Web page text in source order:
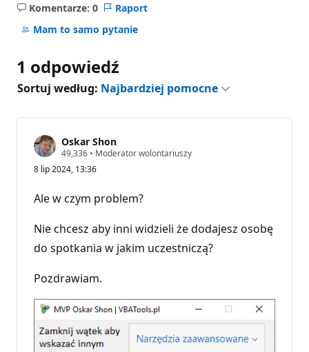
Komentarze: 0
Brak
komentarzy
Raport
Mam to samo pytanie
1 odpowiedź
Sortuj według: Najbardziej pomocne
Oskar Shon
49,336 P
n
t
y
e
p
u
t
c
i
• Moderator wolontariuszy
8 lip 2024, 13:36
Ale w czym problem?
Nie chcesz aby inni widzieli że dodajesz osobę
do spotkania w jakim uczestniczą?
Pozdrawiam.